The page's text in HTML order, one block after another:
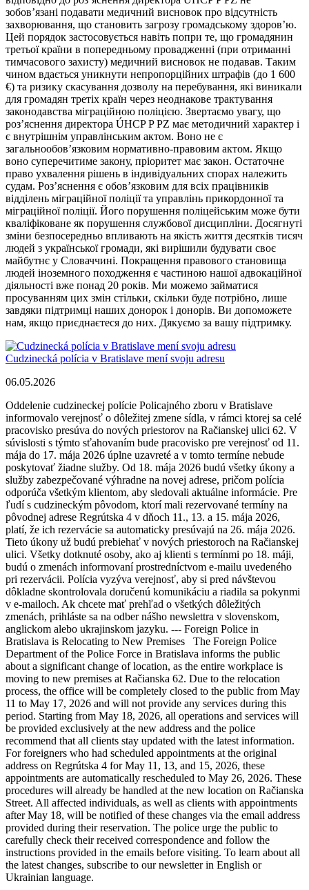
Cudzinecká polícia v Bratislave mení svoju adresu
06.05.2026
Oddelenie cudzineckej polície Policajného zboru v Bratislave
informovalo verejnosť o dôležitej zmene sídla, v rámci ktorej sa celé
pracovisko presúva do nových priestorov na Račianskej ulici 62. V
súvislosti s týmto sťahovaním bude pracovisko pre verejnosť od 11.
mája do 17. mája 2026 úplne uzavreté a v tomto termíne nebude
poskytovať žiadne služby. Od 18. mája 2026 budú všetky úkony a
služby zabezpečované výhradne na novej adrese, pričom polícia
odporúča všetkým klientom, aby sledovali aktuálne informácie. Pre
ľudí s cudzineckým pôvodom, ktorí mali rezervované termíny na
pôvodnej adrese Regrútska 4 v dňoch 11., 13. a 15. mája 2026,
platí, že ich rezervácie sa automaticky presúvajú na 26. mája 2026.
Tieto úkony už budú prebiehať v nových priestoroch na Račianskej
ulici. Všetky dotknuté osoby, ako aj klienti s termínmi po 18. máji,
budú o zmenách informovaní prostredníctvom e-mailu uvedeného
pri rezervácii. Polícia vyzýva verejnosť, aby si pred návštevou
dôkladne skontrolovala doručenú komunikáciu a riadila sa pokynmi
v e-mailoch. Ak chcete mať prehľad o všetkých dôležitých
zmenách, prihláste sa na odber nášho newslettra v slovenskom,
anglickom alebo ukrajinskom jazyku. --- Foreign Police in
Bratislava is Relocating to New Premises The Foreign Police
Department of the Police Force in Bratislava informs the public
about a significant change of location, as the entire workplace is
moving to new premises at Račianska 62. Due to the relocation
process, the office will be completely closed to the public from May
11 to May 17, 2026 and will not provide any services during this
period. Starting from May 18, 2026, all operations and services will
be provided exclusively at the new address and the police
recommend that all clients stay updated with the latest information.
For foreigners who had scheduled appointments at the original
address on Regrútska 4 for May 11, 13, and 15, 2026, these
appointments are automatically rescheduled to May 26, 2026. These
procedures will already be handled at the new location on Račianska
Street. All affected individuals, as well as clients with appointments
after May 18, will be notified of these changes via the email address
provided during their reservation. The police urge the public to
carefully check their received correspondence and follow the
instructions provided in the emails before visiting. To learn about all
the latest changes, subscribe to our newsletter in English or
Ukrainian language.